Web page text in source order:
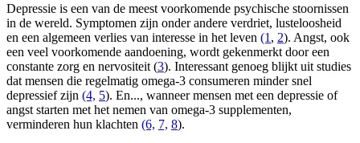
Depressie is een van de meest voorkomende psychische stoornissen
in de wereld. Symptomen zijn onder andere verdriet, lusteloosheid
en een algemeen verlies van interesse in het leven (1 , 2). Angst, ook
een veel voorkomende aandoening, wordt gekenmerkt door een
constante zorg en nervositeit (3). Interessant genoeg blijkt uit studies
dat mensen die regelmatig omega-3 consumeren minder snel
depressief zijn (4, 5). En..., wanneer mensen met een depressie of
angst starten met het nemen van omega-3 supplementen,
verminderen hun klachten (6, 7, 8).